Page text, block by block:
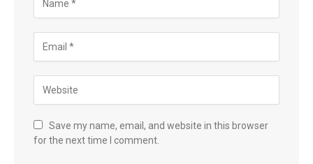
Save my name, email, and website in this browser
for the next time I comment.